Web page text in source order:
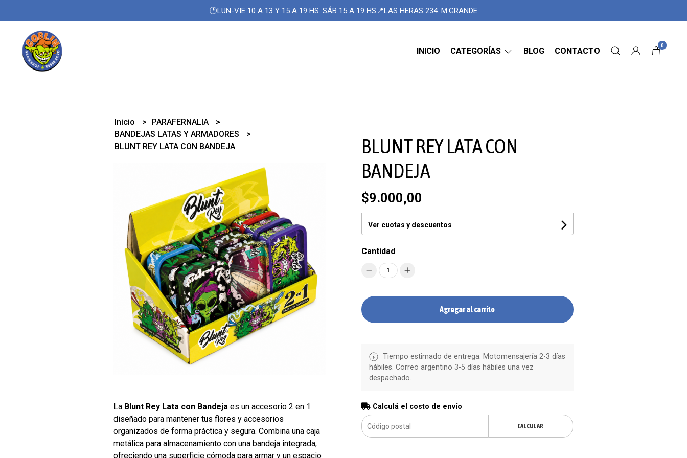
🕑LUN-VIE 10 A 13 Y 15 A 19 HS. SÁB 15 A 19 HS📍LAS HERAS 234. M.GRANDE
INICIO CATEGORÍAS BLOG CONTACTO
0
Inicio
PARAFERNALIA
BANDEJAS LATAS Y ARMADORES
BLUNT REY LATA CON BANDEJA
La Blunt Rey Lata con Bandeja es un accesorio 2 en 1
diseñado para mantener tus flores y accesorios
organizados de forma práctica y segura. Combina una caja
metálica para almacenamiento con una bandeja integrada,
ofreciendo una superficie cómoda para armar y un espacio
BLUNT REY LATA CON
BANDEJA
$9.000,00
Ver cuotas y descuentos
Cantidad
1
Agregar al carrito
Tiempo estimado de entrega: Motomensajería 2-3 días
hábiles. Correo argentino 3-5 días hábiles una vez
despachado.
Calculá el costo de envío
CALCULAR